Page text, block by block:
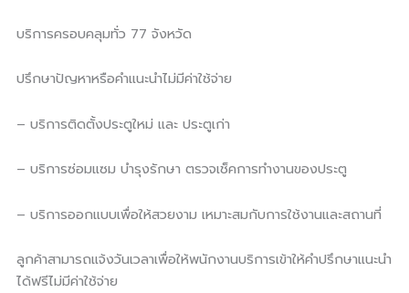
บริการครอบคลุมทั่ว 77 จังหวัด
ปรึกษาปัญหาหรือคำแนะนำไม่มีค่าใช้จ่าย
– บริการติดตั้งประตูใหม่ และ ประตูเก่า
– บริการซ่อมแซม บำรุงรักษา ตรวจเช็คการทำงานของประตู
– บริการออกแบบเพื่อให้สวยงาม เหมาะสมกับการใช้งานและสถานที่
ลูกค้าสามารถแจ้งวันเวลาเพื่อให้พนักงานบริการเข้าให้คำปรึกษาแนะนำ
ได้ฟรีไม่มีค่าใช้จ่าย